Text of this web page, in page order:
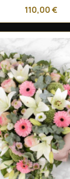
110,00 €